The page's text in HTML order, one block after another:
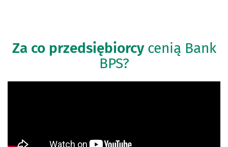
Za co przedsiębiorcycenią Bank
BPS?